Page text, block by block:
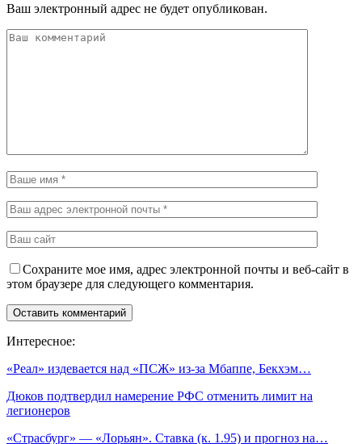
Ваш электронный адрес не будет опубликован.
Сохраните мое имя, адрес электронной почты и веб-сайт в
этом браузере для следующего комментария.
Интересное:
«Реал» издевается над «ПСЖ» из-за Мбаппе, Бекхэм…
Дюков подтвердил намерение РФС отменить лимит на
легионеров
«Страсбург» — «Лорьян». Ставка (к. 1.95) и прогноз на…